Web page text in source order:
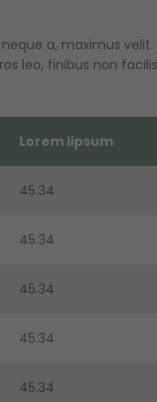
a, maximus
leo, finibus non
Lorem lipsum
45.34
45.34
45.34
45.34
45.34